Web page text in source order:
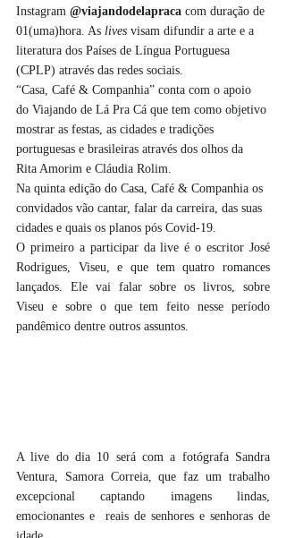
Instagram @viajandodelapraca com duração de
01(uma)hora. As lives visam difundir a arte e a
literatura dos Países de Língua Portuguesa
(CPLP) através das redes sociais.
“Casa, Café & Companhia” conta com o apoio
do Viajando de Lá Pra Cá que tem como objetivo
mostrar as festas, as cidades e tradições
portuguesas e brasileiras através dos olhos da
Rita Amorim e Cláudia Rolim.
Na quinta edição do Casa, Café & Companhia os
convidados vão cantar, falar da carreira, das suas
cidades e quais os planos pós Covid-19.
O primeiro a participar da live é o escritor José
Rodrigues, Viseu, e que tem quatro romances
lançados. Ele vai falar sobre os livros, sobre
Viseu e sobre o que tem feito nesse período
pandêmico dentre outros assuntos.
A live do dia 10 será com a fotógrafa Sandra
Ventura, Samora Correia, que faz um trabalho
excepcional captando imagens lindas,
emocionantes e  reais de senhores e senhoras de